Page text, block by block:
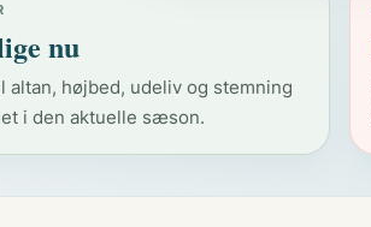
nu
altan, højbed, udeliv og stemning
i den aktuelle sæson.